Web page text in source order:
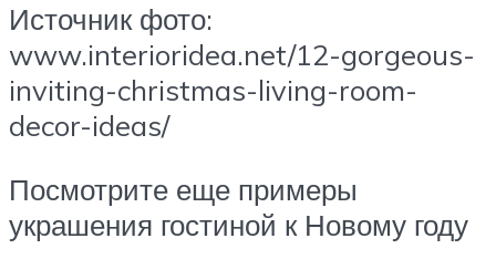
Источник фото:
www.interioridea.net/12-gorgeous-
inviting-christmas-living-room-
decor-ideas/
Посмотрите еще примеры
украшения гостиной к Новому году